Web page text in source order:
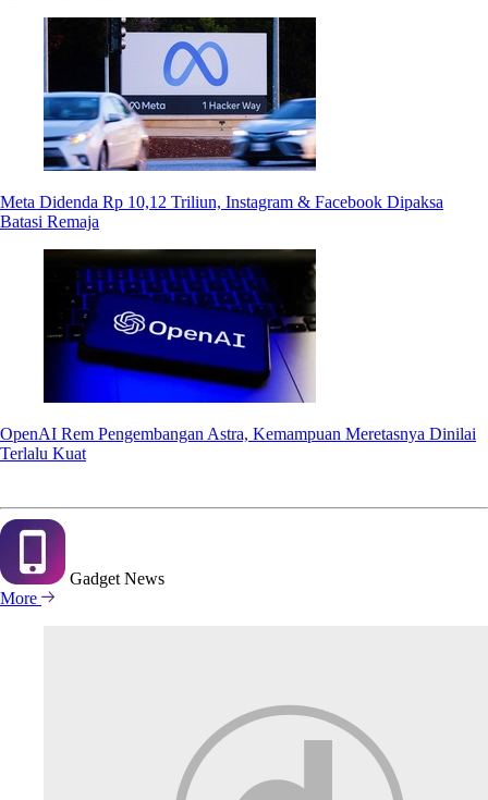
Meta Didenda Rp 10,12 Triliun, Instagram & Facebook Dipaksa
Batasi Remaja
OpenAI Rem Pengembangan Astra, Kemampuan Meretasnya Dinilai
Terlalu Kuat
Gadget News
More